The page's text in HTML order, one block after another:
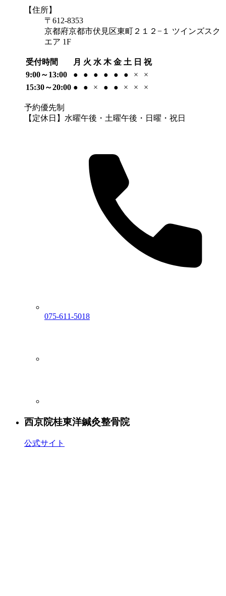
【住所】
〒612-8353
京都府京都市伏見区東町２１２−１ ツインズスク
エア 1F
受付時間 月 火 水 木 金 土 日 祝
9:00～13:00
● ● ● ● ● ● ×
×
15:30～20:00 ● ● × ● ● × × ×
予約優先制
【定休日】水曜午後・土曜午後・日曜・祝日
075-611-5018
西京院桂東洋鍼灸整骨院
公式サイト